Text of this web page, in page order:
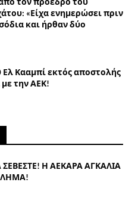
«Είχα ενημερώσει πριν
και ήρθαν δύο
Κααμπί εκτός αποστολής
με την ΑΕΚ!
Η ΑΕΚΑΡΑ ΑΓΚΑΛΙΑ